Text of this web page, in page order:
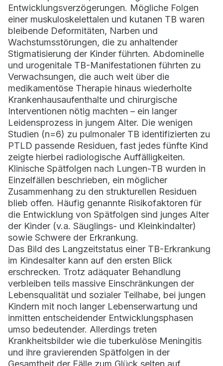
Entwicklungsverzögerungen. Mögliche Folgen
einer muskuloskelettalen und kutanen TB waren
bleibende Deformitäten, Narben und
Wachstumsstörungen, die zu anhaltender
Stigmatisierung der Kinder führten. Abdominelle
und urogenitale TB-Manifestationen führten zu
Verwachsungen, die auch weit über die
medikamentöse Therapie hinaus wiederholte
Krankenhausaufenthalte und chirurgische
Interventionen nötig machten – ein langer
Leidensprozess in jungem Alter. Die wenigen
Studien (n=6) zu pulmonaler TB identifizierten zu
PTLD passende Residuen, fast jedes fünfte Kind
zeigte hierbei radiologische Auffälligkeiten.
Klinische Spätfolgen nach Lungen-TB wurden in
Einzelfällen beschrieben, ein möglicher
Zusammenhang zu den strukturellen Residuen
blieb offen. Häufig genannte Risikofaktoren für
die Entwicklung von Spätfolgen sind junges Alter
der Kinder (v.a. Säuglings- und Kleinkindalter)
sowie Schwere der Erkrankung.
Das Bild des Langzeitstatus einer TB-Erkrankung
im Kindesalter kann auf den ersten Blick
erschrecken. Trotz adäquater Behandlung
verbleiben teils massive Einschränkungen der
Lebensqualität und sozialer Teilhabe, bei jungen
Kindern mit noch langer Lebenserwartung und
inmitten entscheidender Entwicklungsphasen
umso bedeutender. Allerdings treten
Krankheitsbilder wie die tuberkulöse Meningitis
und ihre gravierenden Spätfolgen in der
Gesamtheit der Fälle zum Glück selten auf.